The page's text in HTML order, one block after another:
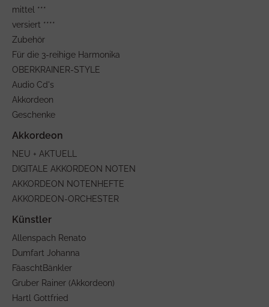
mittel ***
versiert ****
Zubehör
Für die 3-reihige Harmonika
OBERKRAINER-STYLE
Audio Cd's
Akkordeon
Geschenke
NEU + AKTUELL
DIGITALE AKKORDEON NOTEN
AKKORDEON NOTENHEFTE
AKKORDEON-ORCHESTER
Allenspach Renato
Dumfart Johanna
FäaschtBänkler
Gruber Rainer (Akkordeon)
Hartl Gottfried